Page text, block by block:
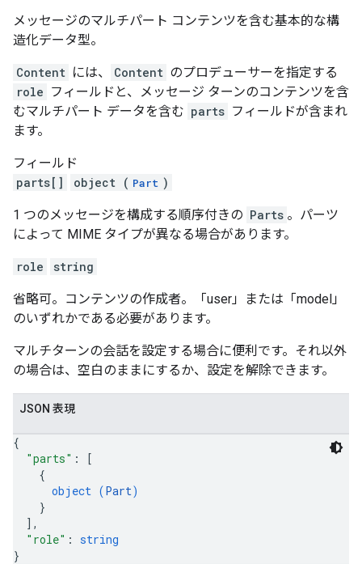
メッセージのマルチパート コンテンツを含む基本的な構
造化データ型。
Content には、 Content のプロデューサーを指定する
role フィールドと、メッセージ ターンのコンテンツを含
むマルチパート データを含む parts フィールドが含まれ
ます。
フィールド
parts[]
object ( Part )
1 つのメッセージを構成する順序付きの Parts 。パーツ
によって MIME タイプが異なる場合があります。
role string
省略可。コンテンツの作成者。「user」または「model」
のいずれかである必要があります。
マルチターンの会話を設定する場合に便利です。それ以外
の場合は、空白のままにするか、設定を解除できます。
JSON 表現
{
"parts" :
[
{
object (Part)
}
] ,
"role" : string
}